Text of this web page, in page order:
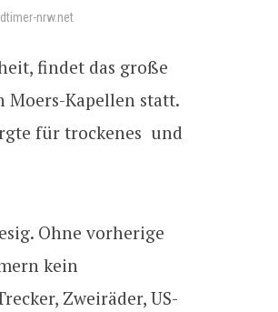
nrw.net
findet das große
Moers-Kapellen statt.
für trockenes und
Ohne vorherige
kein
Zweiräder, US-